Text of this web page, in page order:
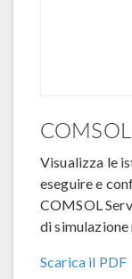
Visualizza le
eseguire e
COMSOL
di
Scarica il PDF